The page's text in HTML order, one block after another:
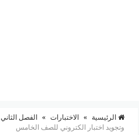
الرئيسية » الاختبارات » الفصل الثاني
وتجويد اختبار الكتروني للصف الخامس